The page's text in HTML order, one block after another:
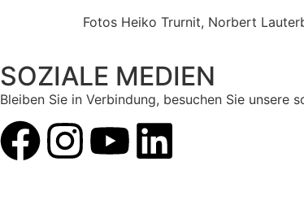
Fotos Heiko Trurnit, Norbert
SOZIALE MEDIEN
Bleiben Sie in Verbindung, besuchen Sie unsere